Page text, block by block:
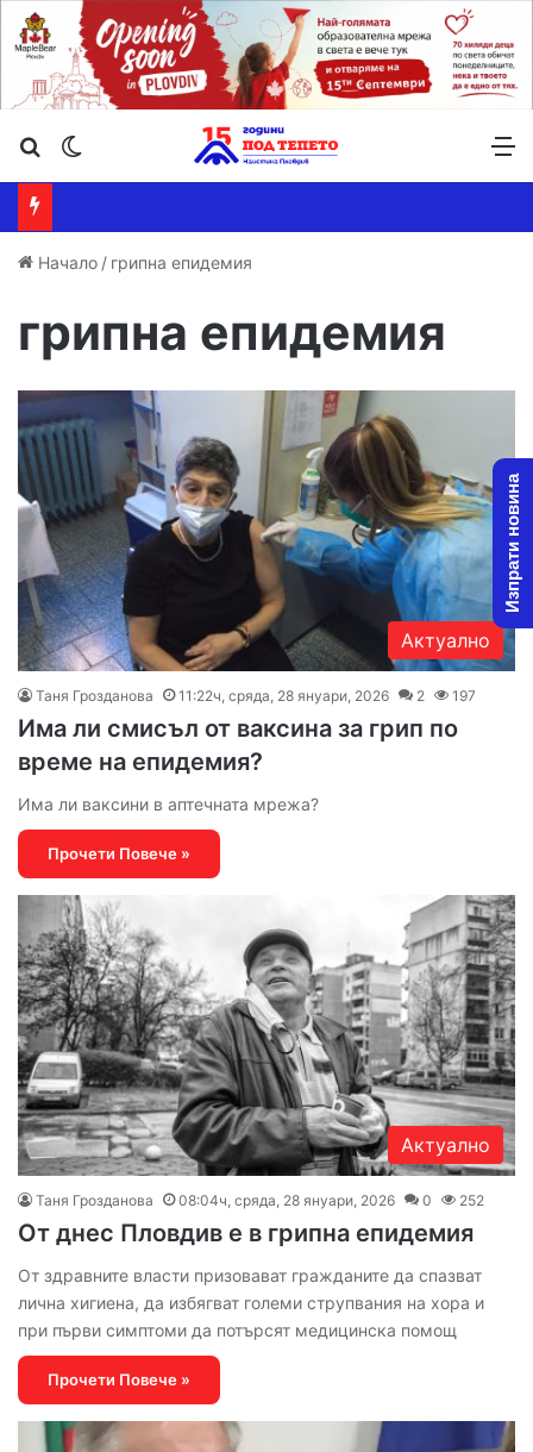
Търсене ...
Начало / грипна епидемия
грипна епидемия
Актуално
Таня Грозданова 11:22ч, сряда, 28 януари, 2026 2 197
Има ли смисъл от ваксина за грип по
време на епидемия?
Има ли ваксини в аптечната мрежа?
Прочети Повече »
Актуално
Таня Грозданова 08:04ч, сряда, 28 януари, 2026 0 252
От днес Пловдив е в грипна епидемия
От здравните власти призовават гражданите да спазват
лична хигиена, да избягват големи струпвания на хора и
при първи симптоми да потърсят медицинска помощ
Прочети Повече »
Изпрати новина